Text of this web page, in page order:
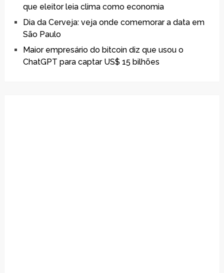
que eleitor leia clima como economia
Dia da Cerveja: veja onde comemorar a data em
São Paulo
Maior empresário do bitcoin diz que usou o
ChatGPT para captar US$ 15 bilhões